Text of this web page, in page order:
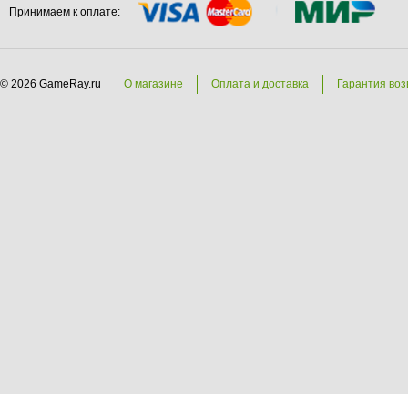
Принимаем к оплате:
© 2026 GameRay.ru О магазине Оплата и доставка Гарантия